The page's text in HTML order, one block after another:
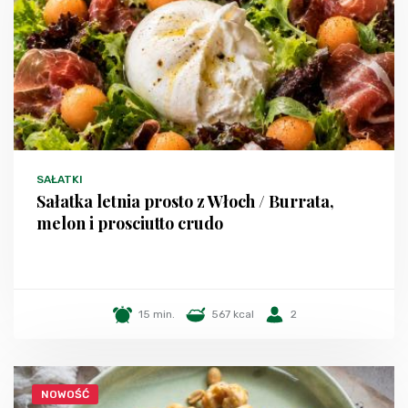
SAŁATKI
Sałatka letnia prosto z Włoch / Burrata,
melon i prosciutto crudo
15 min. 567 kcal 2
NOWOŚĆ